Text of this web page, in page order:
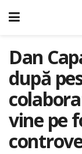
Dan
după
vine pe